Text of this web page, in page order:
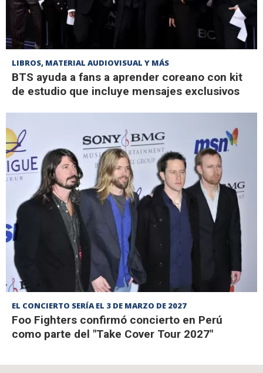
LIBROS, MATERIAL AUDIOVISUAL Y MÁS
BTS ayuda a fans a aprender coreano con kit
de estudio que incluye mensajes exclusivos
EL CONCIERTO SERÍA EL 3 DE MARZO DE 2027
Foo Fighters confirmó concierto en Perú
como parte del "Take Cover Tour 2027"